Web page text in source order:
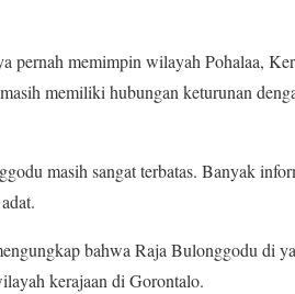
pernah memimpin wilayah Pohalaa,
memiliki hubungan keturunan
masih sangat terbatas. Banyak
bahwa Raja Bulonggodu di
kerajaan di Gorontalo.